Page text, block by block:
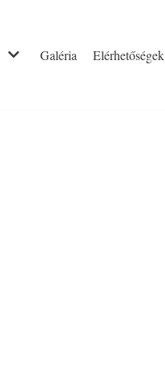
Galéria Elérhetőségek